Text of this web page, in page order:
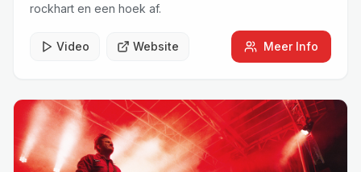
rockhart en een hoek af.
Video Website Meer Info